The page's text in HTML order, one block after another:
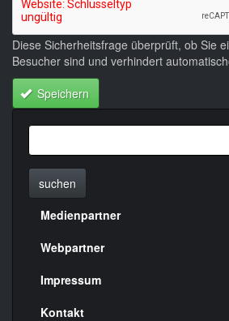
Diese Sicherheitsfrage überprüft, ob Sie
Besucher sind und verhindert
Speichern
suchen
Menülinks
rechte
Seite
Medienpartner
Webpartner
Impressum
Kontakt